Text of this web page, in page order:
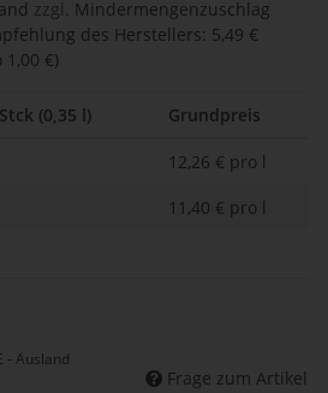
zzgl.
Mindermengenzuschlag
des Herstellers: 5,49 €
1,00 €)
(0,35 l) Grundpreis
12,26 € pro l
11,40 € pro l
- Ausland
Frage zum Artikel